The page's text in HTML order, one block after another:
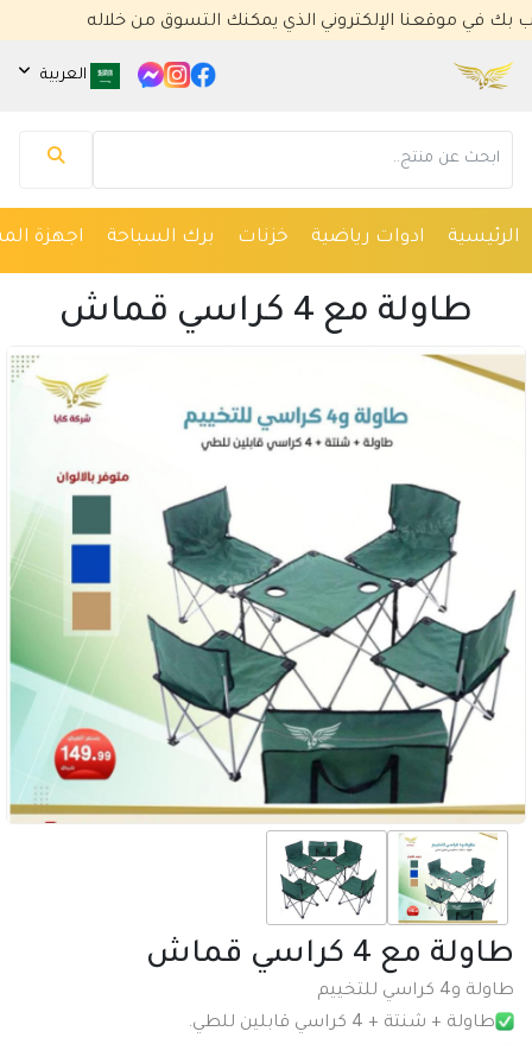
الإلكتروني الذي يمكنك التسوق من خلاله
العربية
الرئيسية ادوات رياضية خزنات برك السباحة اجهزة
طاولة مع 4 كراسي قماش
طاولة و4 كراسي للتخييم
طاولة + شنتة + 4 كراسي قابلين للطي.
طاولة مع 4 كراسي قماش
مساعد كايا للتسويق الإلكتروني
كيف يمكنني مساعدتك؟ اكتب لي عن المنتج الذي